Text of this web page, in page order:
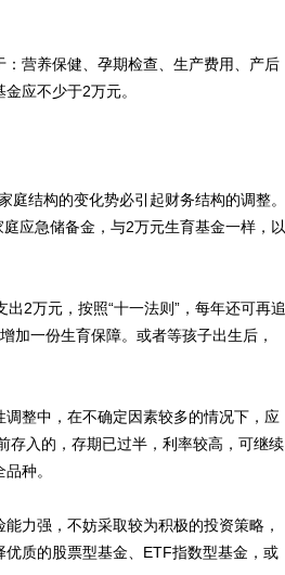
营养保健、孕期检查、生产费用、产后
应不少于2万元。
结构的变化势必引起财务结构的调整。
应急储备金，与2万元生育基金一样，以
2万元，按照“十一法则”，每年还可再追
加一份生育保障。或者等孩子出生后，
整中，在不确定因素较多的情况下，应
存入的，存期已过半，利率较高，可继续
种。
力强，不妨采取较为积极的投资策略，
质的股票型基金、ETF指数型基金，或